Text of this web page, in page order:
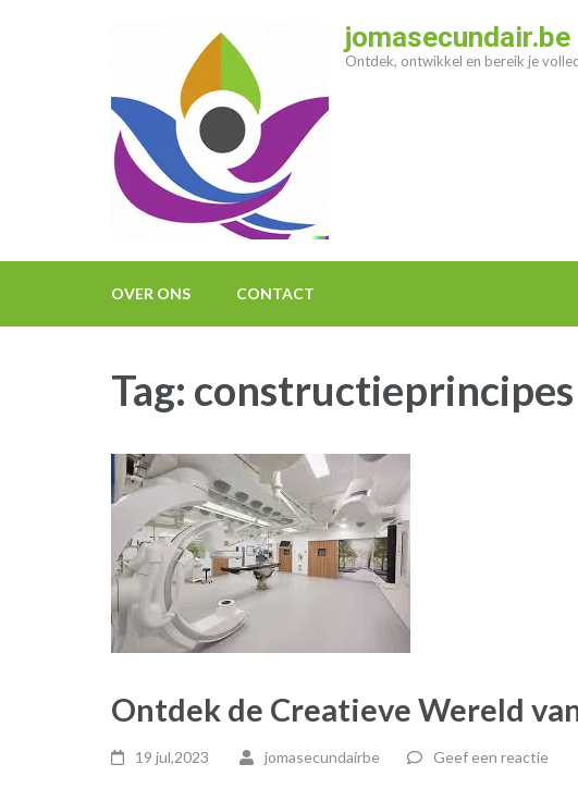
jomasecundair.be
Ontdek, ontwikkel en bereik je
OVER ONS CONTACT
Tag: constructieprincipes
Ontdek de Creatieve Wereld
19 jul,2023 jomasecundairbe Geef een reactie